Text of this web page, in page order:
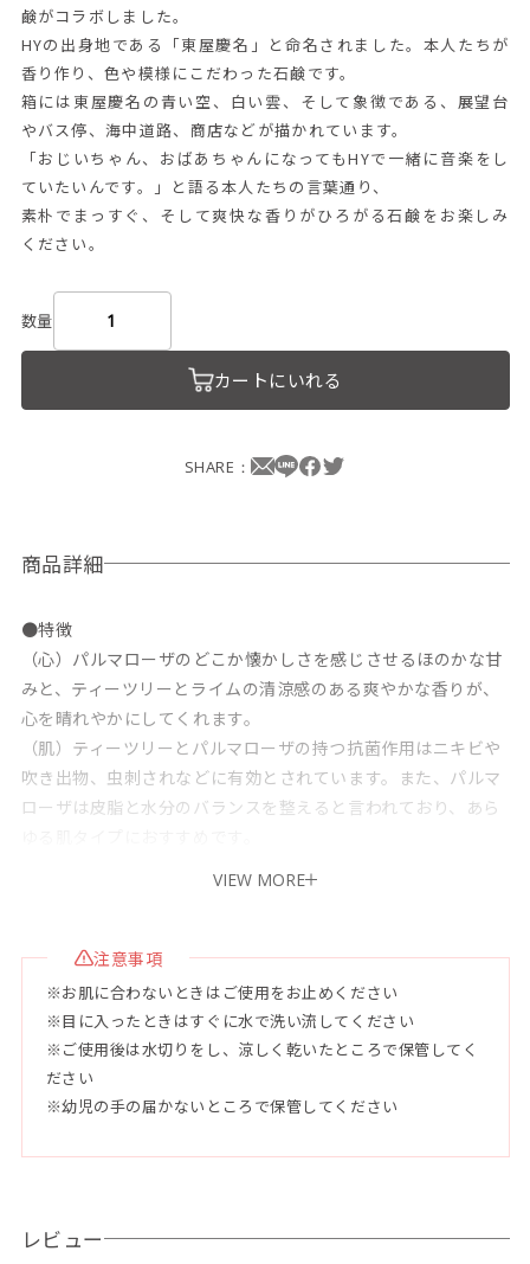
鹸がコラボしました。
HYの出身地である「東屋慶名」と命名されました。本人たちが
香り作り、色や模様にこだわった石鹸です。
箱には東屋慶名の青い空、白い雲、そして象徴である、展望台
やバス停、海中道路、商店などが描かれています。
「おじいちゃん、おばあちゃんになってもHYで一緒に音楽をし
ていたいんです。」と語る本人たちの言葉通り、
素朴でまっすぐ、そして爽快な香りがひろがる石鹸をお楽しみ
ください。
数量
カートにいれる
SHARE：
商品詳細
●特徴
（心）パルマローザのどこか懐かしさを感じさせるほのかな甘
みと、ティーツリーとライムの清涼感のある爽やかな香りが、
心を晴れやかにしてくれます。
（肌）ティーツリーとパルマローザの持つ抗菌作用はニキビや
吹き出物、虫刺されなどに有効とされています。また、パルマ
ローザは皮脂と水分のバランスを整えると言われており、あら
※通常のアロマ石鹸より精油量が多い、香りにこだわった石鹸
です。肌の弱い方は、必ず肌の極小部分でパッチテストを行っ
てください。
●容量 120g
未開封2年、開封後3ヶ月
石鹸素地（パーム油、ヤシ油、ピュアオリーブ油、マカダミア
VIEW MORE
注意事項
※お肌に合わないときはご使用をお止めください
※目に入ったときはすぐに水で洗い流してください
※ご使用後は水切りをし、涼しく乾いたところで保管してく
ださい
※幼児の手の届かないところで保管してください
レビュー